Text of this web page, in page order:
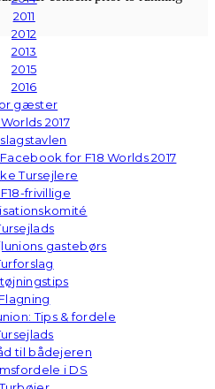
2011
2012
2013
2015
2016
gæster
Worlds 2017
for F18 Worlds 2017
Tursejlere
frivillige
gastebørs
Flagning
Tips & fordele
til bådejeren
i DS